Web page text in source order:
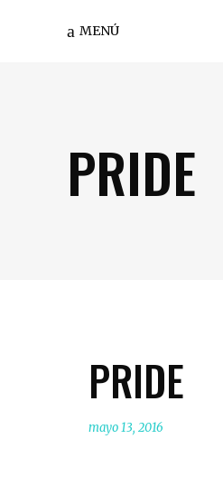
MENÚ
PRIDE
PRIDE
mayo 13, 2016